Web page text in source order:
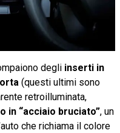
degli inserti in
(questi ultimi sono
retroilluminata,
in “acciaio bruciato”, un
che richiama il colore